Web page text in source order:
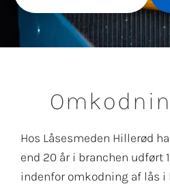
Hos Låsesmeden Hillerød
end 20 år i branchen udført
indenfor omkodning af lås